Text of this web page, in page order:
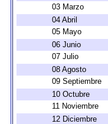
03 Marzo
04 Abril
05 Mayo
06 Junio
07 Julio
08 Agosto
09 Septiembre
10 Octubre
11 Noviembre
12 Diciembre